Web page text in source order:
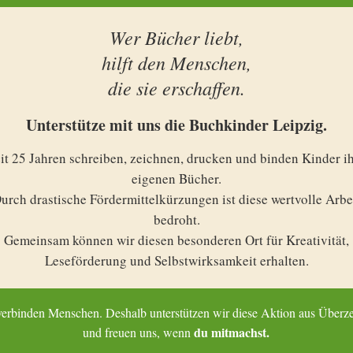
Tasche voller Taschenbücher
Vielen Dank an Dirk und
den Absender aus Wurzen
Wer Bücher liebt,
hilft den Menschen,
die sie erschaffen.
Unterstütze mit uns die Buchkinder Leipzig.
25 Jahren schreiben, zeichnen, drucken und binden Kinder
eigenen Bücher.
drastische Fördermittelkürzungen ist diese wertvolle
bedroht.
Gemeinsam können wir diesen besonderen Ort für Kreativität,
Leseförderung und Selbstwirksamkeit erhalten.
Menschen. Deshalb unterstützen wir diese Aktion aus
und freuen uns, wenndu mitmachst.